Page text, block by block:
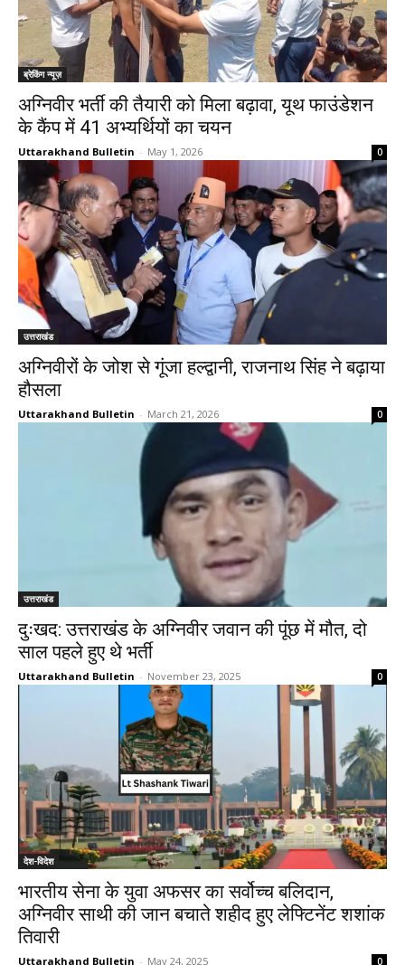
ब्रेकिंग न्यूज़
अग्निवीर भर्ती की तैयारी को मिला बढ़ावा, यूथ फाउंडेशन
के कैंप में 41 अभ्यर्थियों का चयन
Uttarakhand Bulletin - May 1, 2026 0
उत्तराखंड
अग्निवीरों के जोश से गूंजा हल्द्वानी, राजनाथ सिंह ने बढ़ाया
हौसला
Uttarakhand Bulletin - March 21, 2026 0
उत्तराखंड
दुःखद: उत्तराखंड के अग्निवीर जवान की पूंछ में मौत, दो
साल पहले हुए थे भर्ती
Uttarakhand Bulletin - November 23, 2025 0
देश-विदेश
भारतीय सेना के युवा अफसर का सर्वोच्च बलिदान,
अग्निवीर साथी की जान बचाते शहीद हुए लेफ्टिनेंट शशांक
तिवारी
Uttarakhand Bulletin - May 24, 2025 0